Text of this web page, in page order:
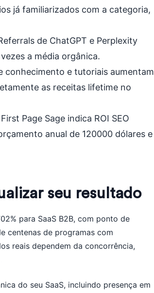
já familiarizados com a categoria,
de ChatGPT e Perplexity
a média orgânica.
conhecimento e tutoriais aumentam
as receitas lifetime no
Page Sage indica ROI SEO
anual de 120000 dólares e
seu resultado
para SaaS B2B, com ponto de
centenas de programas com
reais dependem da concorrência,
do seu SaaS, incluindo presença em